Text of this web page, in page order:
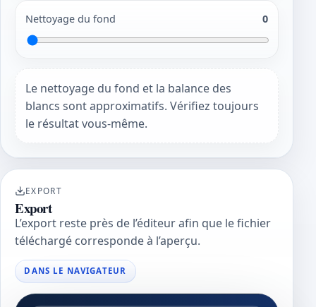
Nettoyage du fond 0
Le nettoyage du fond et la balance des
blancs sont approximatifs. Vérifiez toujours
le résultat vous-même.
EXPORT
Export
L’export reste près de l’éditeur afin que le fichier
téléchargé corresponde à l’aperçu.
DANS LE NAVIGATEUR